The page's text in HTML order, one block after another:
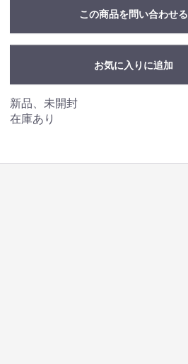
この商品を問い合わせる
お気に入りに追加
新品、未開封
在庫あり